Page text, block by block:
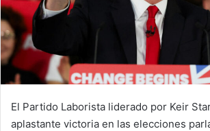
El Partido Laborista liderado por Keir
aplastante victoria en las elecciones